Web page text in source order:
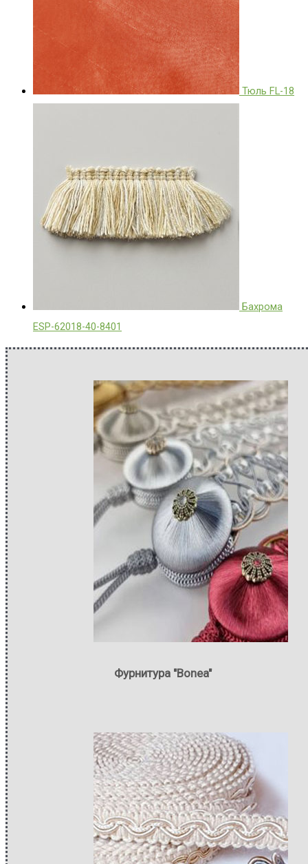
Тюль FL-18
Бахрома
ESP-62018-40-8401
Фурнитура "Bonea"